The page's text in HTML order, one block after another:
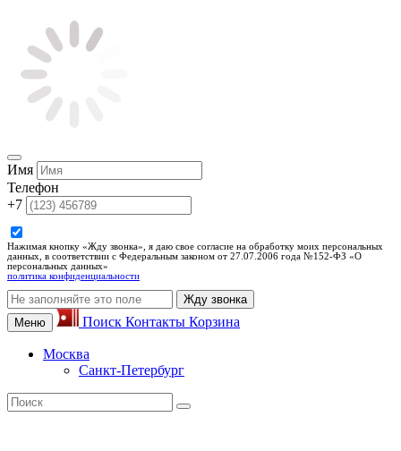
Имя
Телефон
+7
Нажимая кнопку «Жду звонка», я даю свое согласие на обработку моих персональных
данных, в соответствии с Федеральным законом от 27.07.2006 года №152-ФЗ «О
персональных данных»
политика конфиденциальности
Жду звонка
Меню
Поиск Контакты Корзина
Москва
Санкт-Петербург